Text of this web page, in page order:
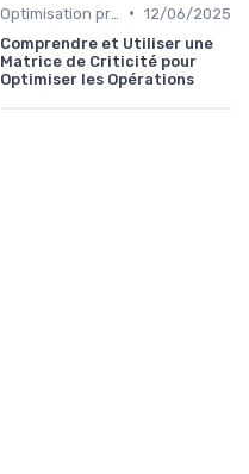
• 12/06/2025
Comprendre et Utiliser une
Matrice de Criticité pour
Optimiser les Opérations